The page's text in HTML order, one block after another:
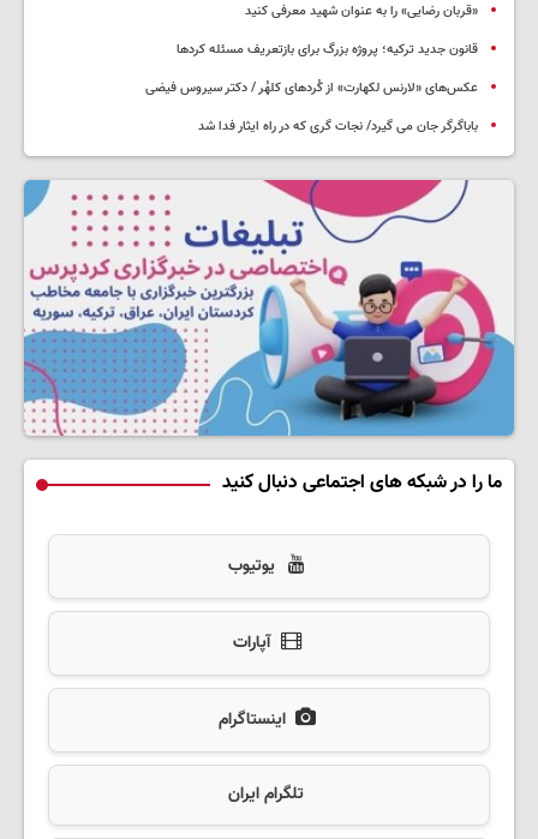
«قربان رضایی» را به عنوان شهید معرفی کنید
قانون جدید ترکیه؛ پروژه بزرگ‌ برای بازتعریف مسئله کردها
عکس‌های «لارنس لکهارت» از کُردهای کلهُر / دکتر سیروس فیضی
باباگرگر جان می گیرد/ نجات گری که در راه ایثار فدا شد
ما را در شبکه های اجتماعی دنبال کنید
یوتیوب
آپارات
اینستاگرام
تلگرام ایران